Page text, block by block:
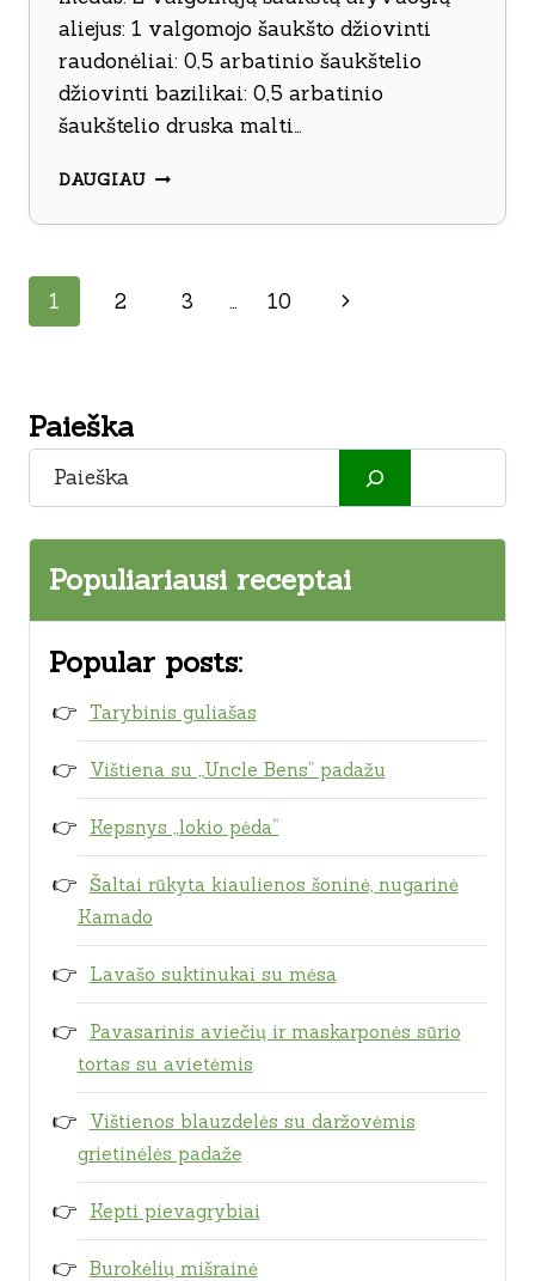
aliejus: 1 valgomojo šaukšto džiovinti
raudonėliai: 0,5 arbatinio šaukštelio
džiovinti bazilikai: 0,5 arbatinio
šaukštelio druska malti…
DAUGIAUKEPTA
KRŪTINĖLĖ
Page
1 2 3 … 10
Next
Paieška
Paieška
Populiariausi receptai
Popular posts:
Tarybinis guliašas
Vištiena su „Uncle Bens” padažu
Kepsnys „lokio pėda“
Šaltai rūkyta kiaulienos šoninė, nugarinė
Kamado
Lavašo suktinukai su mėsa
Pavasarinis aviečių ir maskarponės sūrio
tortas su avietėmis
Vištienos blauzdelės su daržovėmis
grietinėlės padaže
Kepti pievagrybiai
Burokėlių mišrainė